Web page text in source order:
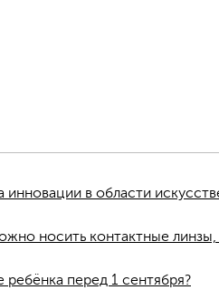
в области
носить контактные линзы,
перед 1 сентября?